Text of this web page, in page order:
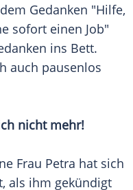
Gedanken "Hilfe,
sofort einen Job"
ins Bett.
auch pausenlos
nicht mehr!
Frau Petra hat sich
als ihm gekündigt